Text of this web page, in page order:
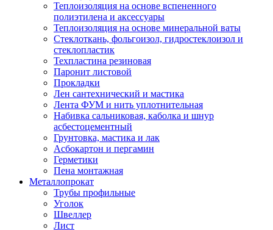
Теплоизоляция на основе вспененного
полиэтилена и аксессуары
Теплоизоляция на основе минеральной ваты
Стеклоткань, фольгоизол, гидростеклоизол и
стеклопластик
Техпластина резиновая
Паронит листовой
Прокладки
Лен сантехнический и мастика
Лента ФУМ и нить уплотнительная
Набивка сальниковая, каболка и шнур
асбестоцементный
Грунтовка, мастика и лак
Асбокартон и пергамин
Герметики
Пена монтажная
Металлопрокат
Трубы профильные
Уголок
Швеллер
Лист